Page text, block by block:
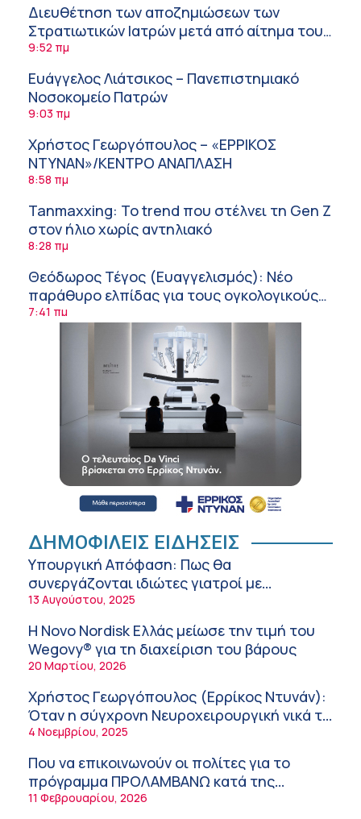
Διευθέτηση των αποζημιώσεων των
Στρατιωτικών Ιατρών μετά από αίτημα του
ΙΣΑ
9:52 πμ
Ευάγγελος Λιάτσικος – Πανεπιστημιακό
Νοσοκομείο Πατρών
9:03 πμ
Χρήστος Γεωργόπουλος – «ΕΡΡΙΚΟΣ
ΝΤΥΝΑΝ»/ΚΕΝΤΡΟ ΑΝΑΠΛΑΣΗ
8:58 πμ
Tanmaxxing: To trend που στέλνει τη Gen Z
στον ήλιο χωρίς αντηλιακό
8:28 πμ
Θεόδωρος Τέγος (Ευαγγελισμός): Νέο
παράθυρο ελπίδας για τους ογκολογικούς
ασθενείς μέσω κλινικών δοκιμών
7:41 πμ
Ασφάλεια στο νερό: 8 χρήσιμες οδηγίες
από τον Ελληνικό Ερυθρό Σταυρό
Μαρίνα Ραυτοπούλου (ΙΑΤΡΙΚΟ ΚΕΝΤΡΟ):
Εκπαίδευση στον διαβήτη – Ένας πυλώνας
της σύγχρονης φροντίδας
Αθανάσιος Μανώλης (Metropolitan
Hospital): Καρδιοπαθείς και καλοκαίρι –
Διακοπές με ασφάλεια
Ειρήνη Ζίγκιρη (Ερρίκος Ντυνάν): H θερμική
καταπόνηση στους ηλικιωμένους
εργαζόμενους
6:11 πμ
Σύσκεψη στον ΕΟΦ για την ομαλή
λειτουργία της εφοδιαστικής αλυσίδας των
φαρμάκων στη διάρκεια του καλοκαιριού
12:08 μμ
Μιχάλης Τάτσης, Insurance & Healthcare
Analyst, διευθυντής Επιχειρηματικής
Ανάπτυξης Ομίλου HHG
11:54 πμ
Kavita Patel: Ένα στα πέντε καινοτόμα
φάρμακα φτάνει τελικά στην Ελλάδα
9:21 πμ
Υπάρχει τελικά «δίαιτα θυρεοειδούς»; Τι
ΔΗΜΟΦΙΛΕΙΣ ΕΙΔΗΣΕΙΣ
Υπουργική Απόφαση: Πως θα
συνεργάζονται ιδιώτες γιατροί με
νοσοκομεία του δημοσίου συστήματος
13 Αυγούστου, 2025
Η Novo Nordisk Ελλάς μείωσε την τιμή του
Wegovy® για τη διαχείριση του βάρους
20 Μαρτίου, 2026
Χρήστος Γεωργόπουλος (Ερρίκος Ντυνάν):
Όταν η σύγχρονη Νευροχειρουργική νικά το
φόβο!
4 Νοεμβρίου, 2025
Που να επικοινωνούν οι πολίτες για το
πρόγραμμα ΠΡΟΛΑΜΒΑΝΩ κατά της
παχυσαρκίας
11 Φεβρουαρίου, 2026